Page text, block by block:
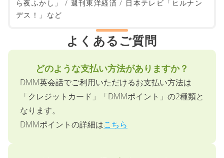
NewsPicks / ELLE ONLINE / Oggi / VERY / 日経
WOMAN / 読売新聞 / 毎日新聞 / Forbes JAPAN / 朝日
新聞 / AERA English / an・an / 日本テレビ「月曜か
ら夜ふかし」 / 週刊東洋経済 / 日本テレビ「ヒルナン
よくあるご質問
どのような支払い方法がありますか？
DMM英会話でご利用いただけるお支払い方法は